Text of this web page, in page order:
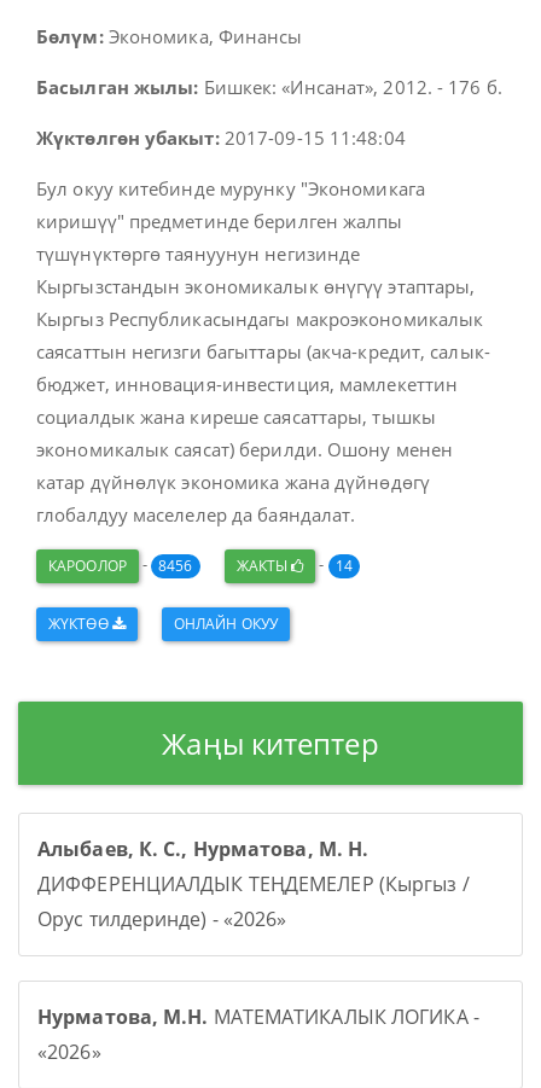
Бөлүм:Экономика, Финансы
Басылган жылы: Бишкек: «Инсанат», 2012. - 176 б.
Жүктөлгөн убакыт:2017-09-15 11:48:04
Бул окуу китебинде мурунку "Экономикага
киришүү" предметинде берилген жалпы
түшүнүктөргө таянуунун негизинде
Кыргызстандын экономикалык өнүгүү этаптары,
Кыргыз Республикасындагы макроэкономикалык
саясаттын негизги багыттары (акча-кредит, салык-
бюджет, инновация-инвестиция, мамлекеттин
социалдык жана киреше саясаттары, тышкы
экономикалык саясат) берилди. Ошону менен
катар дүйнөлүк экономика жана дүйнөдөгү
глобалдуу маселелер да баяндалат.
КАРООЛОР - 8456 ЖАКТЫ - 14
ЖҮКТӨӨ ОНЛАЙН ОКУУ
Жаңы китептер
Алыбаев, К. С., Нурматова, М. Н.
ДИФФЕРЕНЦИАЛДЫК ТЕҢДЕМЕЛЕР (Кыргыз /
Орус тилдеринде) - «2026»
Нурматова, М.Н. МАТЕМАТИКАЛЫК ЛОГИКА -
«2026»